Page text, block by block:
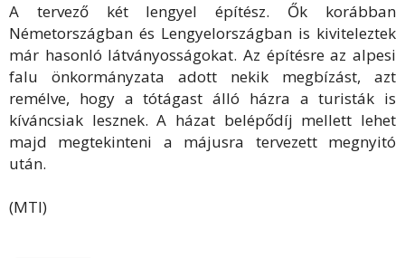
A tervező két lengyel építész. Ők korábban
Németországban és Lengyelországban is kiviteleztek
már hasonló látványosságokat. Az építésre az alpesi
falu önkormányzata adott nekik megbízást, azt
remélve, hogy a tótágast álló házra a turisták is
kíváncsiak lesznek. A házat belépődíj mellett lehet
majd megtekinteni a májusra tervezett megnyitó
után.
(MTI)